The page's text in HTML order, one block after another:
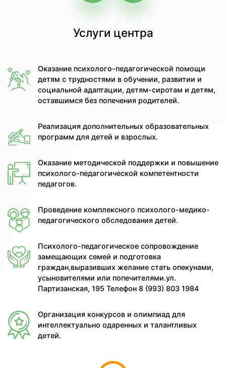
Услуги центра
Оказание психолого-педагогической помощи
детям с трудностями в обучении, развитии и
социальной адаптации, детям-сиротам и детям,
оставшимся без попечения родителей.
Реализация дополнительных образовательных
программ для детей и взрослых.
Оказание методической поддержки и повышение
психолого-педагогической компетентности
педагогов.
Проведение комплексного психолого-медико-
педагогического обследования детей.
Психолого-педагогическое сопровождение
замещающих семей и подготовка
граждан,выразивших желание стать опекунами,
усыновителями или попечителями.ул.
Партизанская, 195 Телефон 8 (993) 803 1984
Организация конкурсов и олимпиад для
интеллектуально одаренных и талантливых
детей.